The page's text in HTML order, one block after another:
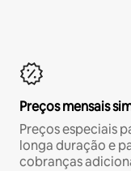
Preços mensais
Preços especiais
longa duração e
cobranças